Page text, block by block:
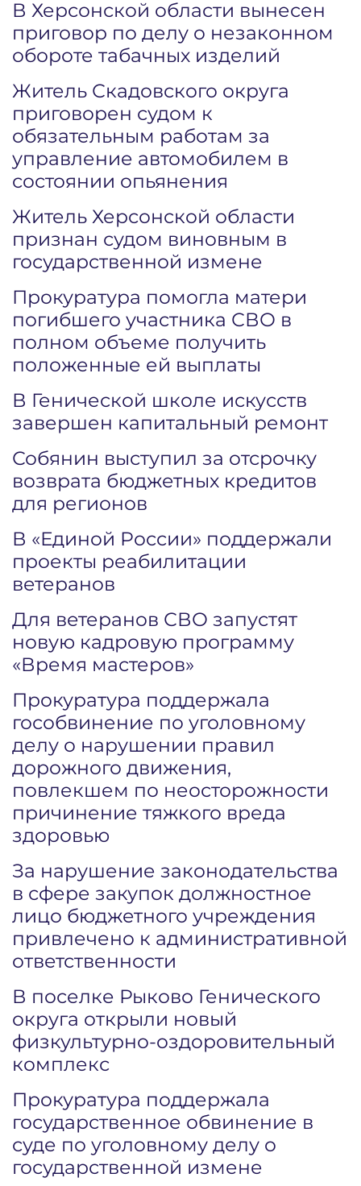
В Херсонской области вынесен
приговор по делу о незаконном
обороте табачных изделий
Житель Скадовского округа
приговорен судом к
обязательным работам за
управление автомобилем в
состоянии опьянения
Житель Херсонской области
признан судом виновным в
государственной измене
Прокуратура помогла матери
погибшего участника СВО в
полном объеме получить
положенные ей выплаты
В Генической школе искусств
завершен капитальный ремонт
Собянин выступил за отсрочку
возврата бюджетных кредитов
для регионов
В «Единой России» поддержали
проекты реабилитации
ветеранов
Для ветеранов СВО запустят
новую кадровую программу
«Время мастеров»
Прокуратура поддержала
гособвинение по уголовному
делу о нарушении правил
дорожного движения,
повлекшем по неосторожности
причинение тяжкого вреда
здоровью
За нарушение законодательства
в сфере закупок должностное
лицо бюджетного учреждения
привлечено к административной
ответственности
В поселке Рыково Генического
округа открыли новый
физкультурно-оздоровительный
комплекс
Прокуратура поддержала
государственное обвинение в
суде по уголовному делу о
государственной измене